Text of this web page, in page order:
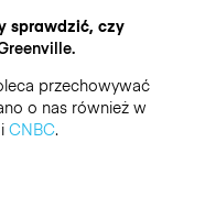
sprawdzić, czy
przechowywać
o nas również w
CNBC.